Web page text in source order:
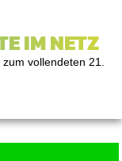
IM NETZ
vollendeten 21.